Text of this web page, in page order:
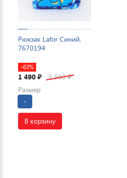
Рюкзак Lafor Синий,
7670194
-63%
1 490 ₽ 3 980₽
Размер
-
В корзину